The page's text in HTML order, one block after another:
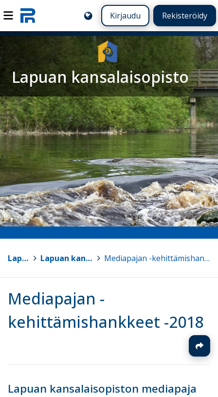
Kirjaudu Rekisteröidy
Lapuan kansalaisopisto
Lapua Lapuan kansalaisopisto > Mediapajan -kehittämishankkeet -2018
Mediapajan -
kehittämishankkeet -2018
Lapuan kansalaisopiston mediapaja